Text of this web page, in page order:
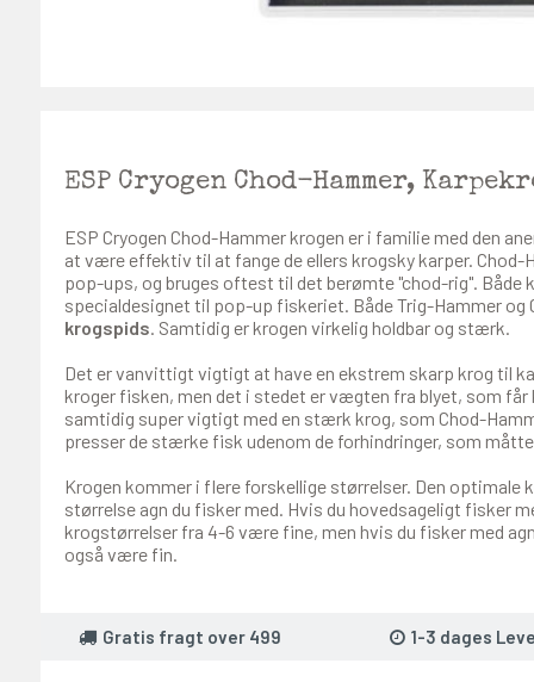
ESP Cryogen Chod-Hammer,
ESP Cryogen Chod-Hammer krogen er i familie med den
at være effektiv til at fange de ellers krogsky karper.
pop-ups, og bruges oftest til det berømte "chod-rig". Både
specialdesignet til pop-up fiskeriet. Både Trig-Hammer og
krogspids. Samtidig er krogen virkelig holdbar og stærk.
Det er vanvittigt vigtigt at have en ekstrem skarp krog til
kroger fisken, men det i stedet er vægten fra blyet, som
samtidig super vigtigt med en stærk krog, som Chod-
presser de stærke fisk udenom de forhindringer, som
Krogen kommer i flere forskellige størrelser. Den
størrelse agn du fisker med. Hvis du hovedsageligt fisker
krogstørrelser fra 4-6 være fine, men hvis du fisker med
også være fin.
Gratis fragt over 499 1-3 dages